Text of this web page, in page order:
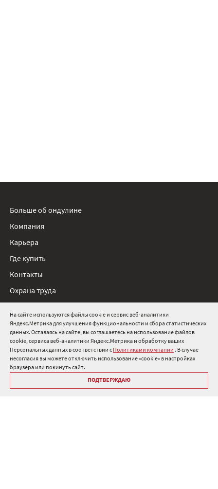
На сайте используются файлы cookie и сервис веб-аналитики
Яндекс.Метрика для улучшения функциональности и сбора статистических
данных. Оставаясь на сайте, вы соглашаетесь на использование файлов
cookie, сервиса веб-аналитики Яндекс.Метрика и обработку ваших
Персональных данных в соответствии с Политиками компании . В случае
несогласия вы можете отключить использование «cookie» в настройках
браузера или покинуть сайт.
ПОДТВЕРЖДАЮ
8 800 511 91 82
info@onduline.ru
Россия Беларусь Казахстан
Больше об ондулине
Компания
Карьера
Где купить
Контакты
Охрана труда